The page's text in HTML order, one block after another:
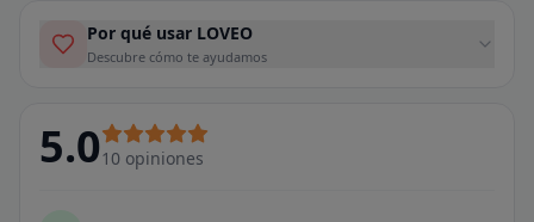
Por qué usar LOVEO
Descubre cómo te ayudamos
5.010 opiniones